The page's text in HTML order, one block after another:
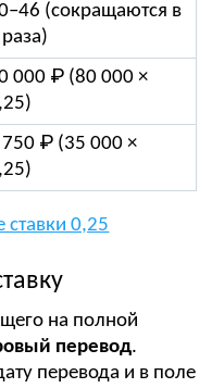
(сокращаются в
000 ₽ (80 000 ×
₽ (35 000 ×
на полной
перевод.
перевода и в поле